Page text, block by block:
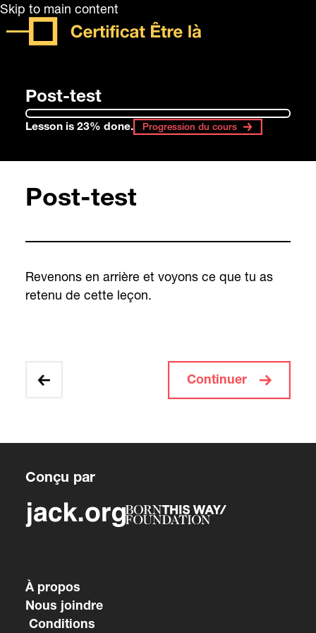
Skip to main content
Post-test
Lesson is 23% done. Progression du cours
Post-test
Revenons en arrière et voyons ce que tu as
retenu de cette leçon.
Continuer
Conçu par
À propos
Nous joindre
Conditions